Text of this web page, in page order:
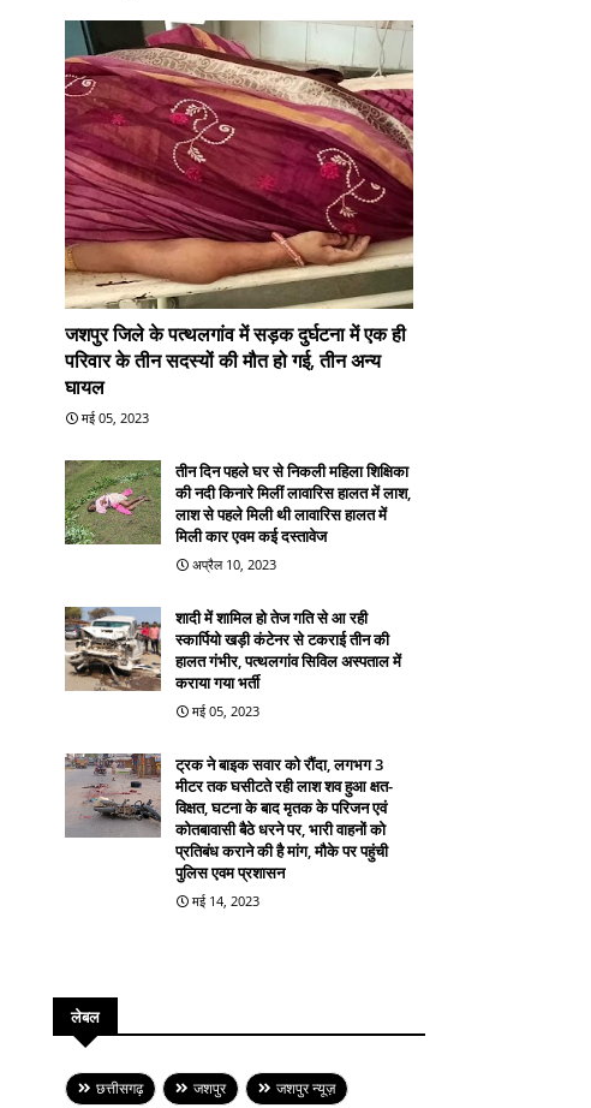
जशपुर जिले के पत्थलगांव में सड़क दुर्घटना में एक ही
परिवार के तीन सदस्यों की मौत हो गई, तीन अन्य
घायल
मई 05, 2023
तीन दिन पहले घर से निकली महिला शिक्षिका
की नदी किनारे मिलीं लावारिस हालत में लाश,
लाश से पहले मिली थी लावारिस हालत में
मिली कार एवम कई दस्तावेज
अप्रैल 10, 2023
शादी में शामिल हो तेज गति से आ रही
स्कार्पियो खड़ी कंटेनर से टकराई तीन की
हालत गंभीर, पत्थलगांव सिविल अस्पताल में
कराया गया भर्ती
मई 05, 2023
ट्रक ने बाइक सवार को रौंदा, लगभग 3
मीटर तक घसीटते रही लाश शव हुआ क्षत-
विक्षत, घटना के बाद मृतक के परिजन एवं
कोतबावासी बैठे धरने पर, भारी वाहनों को
प्रतिबंध कराने की है मांग, मौके पर पहुंची
पुलिस एवम प्रशासन
मई 14, 2023
लेबल
छत्तीसगढ़ जशपुर जशपुर न्यूज़